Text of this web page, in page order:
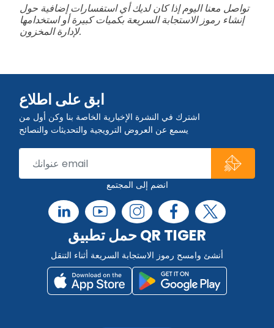
تواصل معنا اليوم إذا كان لديك أي استفسارات إضافية حول
إنشاء رموز الاستجابة السريعة بكميات كبيرة أو استخدامها
لإدارة المخزون.
ابق على اطلاع
اشترك في النشرة الإخبارية الخاصة بنا وكن أول من
يسمع عن العروض الترويجية والتحديثات والنصائح
انضم إلى المجتمع
حمل تطبيق QR TIGER
أنشئ وامسح رموز الاستجابة السريعة أثناء التنقل